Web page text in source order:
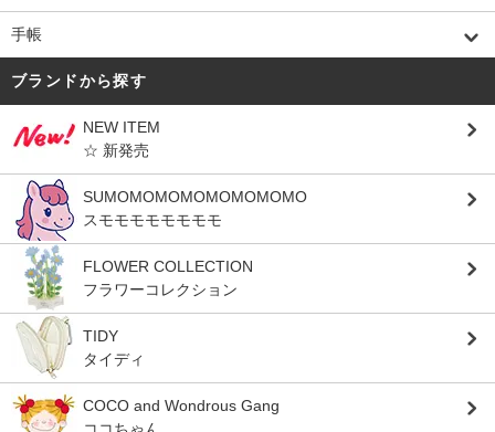
手帳
ブランドから探す
NEW ITEM
☆ 新発売
SUMOMOMOMOMOMOMOMO
スモモモモモモモモ
FLOWER COLLECTION
フラワーコレクション
TIDY
タイディ
COCO and Wondrous Gang